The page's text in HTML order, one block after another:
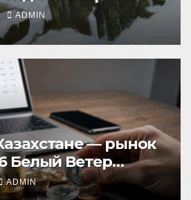
ADMIN
— рынок
Белый Ветер
ADMIN